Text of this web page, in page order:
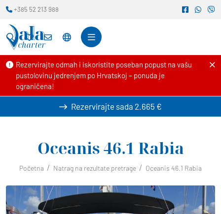
Rezervirajte odmah i iskoristite poseban popust na vašu
pustolovinu jedrenjem po Hrvatskoj – ponuda je
ograničena!
+385 52 213 988
Rezervirajte sada 2.665 €
Oceanis 46.1 Rabia
Početna Natrag na rezultate pretrage Oceanis 46.1 Rabia